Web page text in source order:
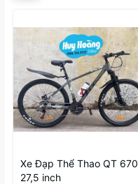
Xe Đạp Thể Thao QT 670
27,5 inch